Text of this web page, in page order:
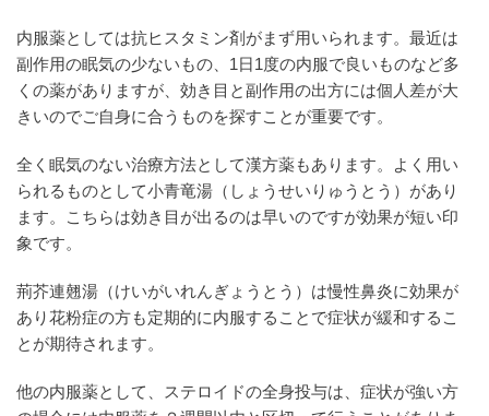
内服薬としては抗ヒスタミン剤がまず用いられます。最近は
副作用の眠気の少ないもの、1日1度の内服で良いものなど多
くの薬がありますが、効き目と副作用の出方には個人差が大
きいのでご自身に合うものを探すことが重要です。
全く眠気のない治療方法として漢方薬もあります。よく用い
られるものとして小青竜湯（しょうせいりゅうとう）があり
ます。こちらは効き目が出るのは早いのですが効果が短い印
象です。
荊芥連翹湯（けいがいれんぎょうとう）は慢性鼻炎に効果が
あり花粉症の方も定期的に内服することで症状が緩和するこ
とが期待されます。
他の内服薬として、ステロイドの全身投与は、症状が強い方